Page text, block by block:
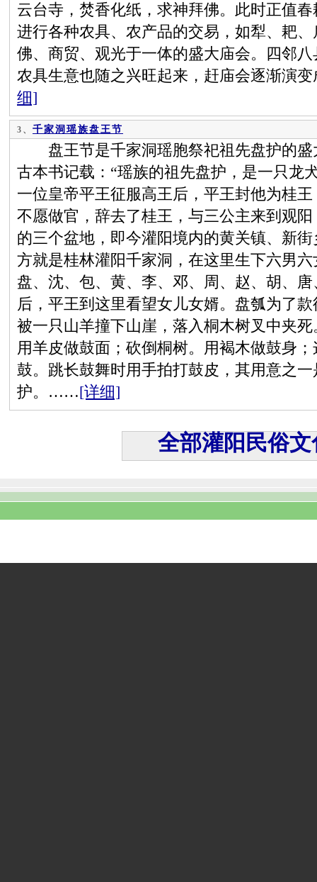
云台寺，焚香化纸，求神拜佛。此时正值
进行各种农具、农产品的交易，如犁、耙
佛、商贸、观光于一体的盛大庙会。四邻
农具生意也随之兴旺起来，赶庙会逐渐演
细]
3、 千家洞瑶族盘王节
盘王节是千家洞瑶胞祭祀祖先盘护的盛
古本书记载：“瑶族的祖先盘护，是一只龙
一位皇帝平王征服高王后，平王封他为桂
不愿做官，辞去了桂王，与三公主来到观
的三个盆地，即今灌阳境内的黄关镇、新
方就是桂林灌阳千家洞，在这里生下六男
盘、沈、包、黄、李、邓、周、赵、胡、
后，平王到这里看望女儿女婿。盘瓠为了
被一只山羊撞下山崖，落入桐木树叉中夹
用羊皮做鼓面；砍倒桐树。用褐木做鼓身
鼓。跳长鼓舞时用手拍打鼓皮，其用意之
护。……[详细]
全部灌阳民俗文